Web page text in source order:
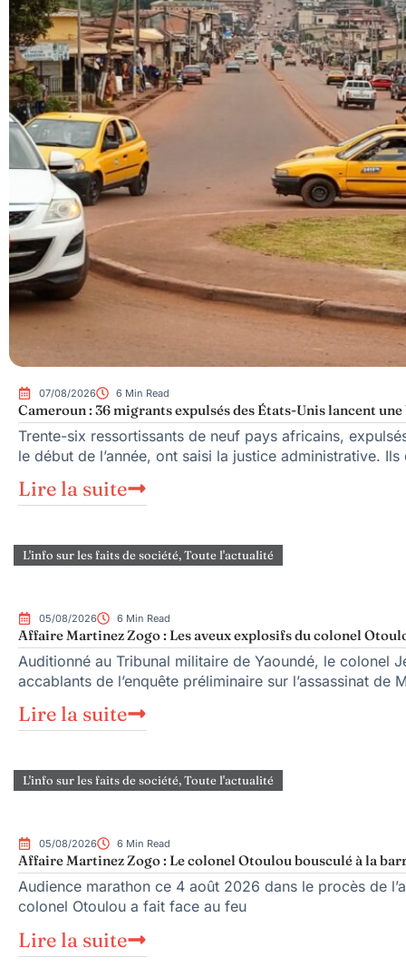
07/08/2026 6 Min Read
Cameroun : 36 migrants expulsés des États-Unis lancent
Trente-six ressortissants de neuf pays africains,
le début de l’année, ont saisi la justice administrative. Ils
Lire la suite
L'info sur les faits de société,Toute l'actualité
05/08/2026 6 Min Read
Affaire Martinez Zogo : Les aveux explosifs du colonel
Auditionné au Tribunal militaire de Yaoundé, le colonel
accablants de l’enquête préliminaire sur l’assassinat de
Lire la suite
L'info sur les faits de société,Toute l'actualité
05/08/2026 6 Min Read
Affaire Martinez Zogo : Le colonel Otoulou bousculé à la
Audience marathon ce 4 août 2026 dans le procès de
colonel Otoulou a fait face au feu
Lire la suite